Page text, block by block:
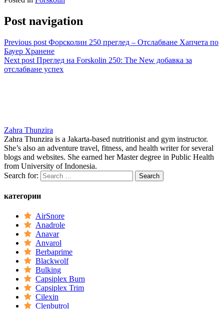
Post navigation
Previous post Форсколин 250 преглед – Отслабване Хапчета по
Бауер Хранене
Next post Преглед на Forskolin 250: The New добавка за
отслабване успех
Zahra Thunzira
Zahra Thunzira is a Jakarta-based nutritionist and gym instructor.
She’s also an adventure travel, fitness, and health writer for several
blogs and websites. She earned her Master degree in Public Health
from University of Indonesia.
Search for:
категории
AirSnore
Anadrole
Anavar
Anvarol
Berbaprime
Blackwolf
Bulking
Capsiplex Burn
Capsiplex Trim
Cilexin
Clenbutrol